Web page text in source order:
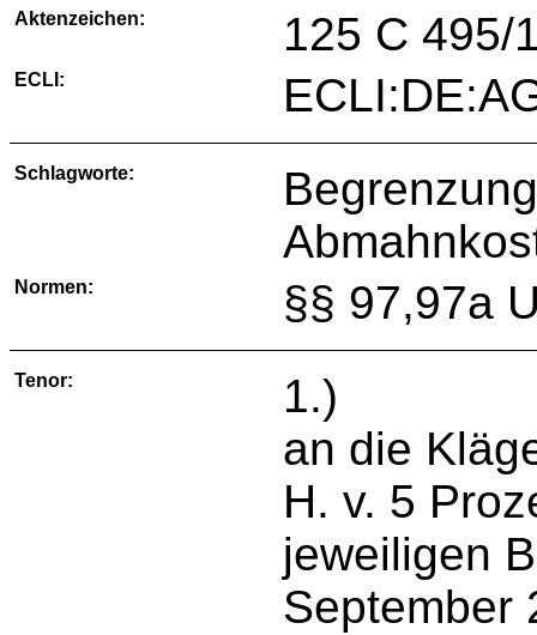
Aktenzeichen: 125 C 495/
ECLI:
Schlagworte:
Normen: §§ 97,97a
Tenor:
1.) Der
an die
H. v. 5
jeweiligen
September